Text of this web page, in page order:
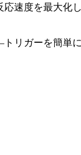
速度を最大化
ガーを簡単